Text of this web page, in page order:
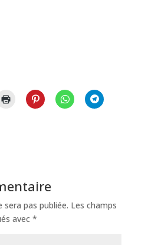
pas publiée. Les champs
avec *